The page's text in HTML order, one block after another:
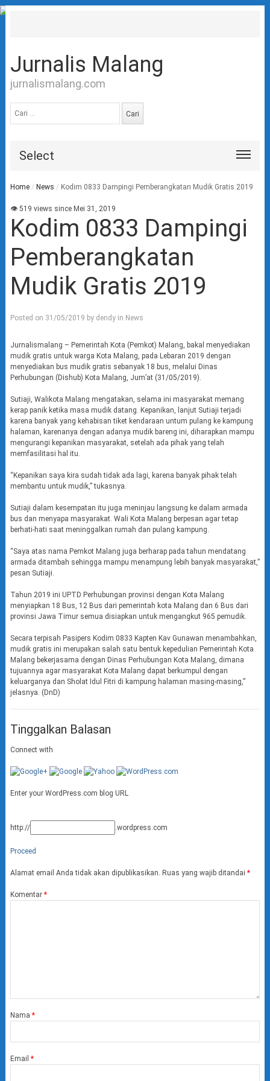
Jurnalis Malang
jurnalismalang.com
untuk:
Select
Home / News / Kodim 0833 Dampingi Pemberangkatan Mudik Gratis 2019
👁 519 views since Mei 31, 2019
Kodim 0833 Dampingi
Pemberangkatan
Mudik Gratis 2019
Posted on 31/05/2019 by dendyin News
Jurnalismalang – Pemerintah Kota (Pemkot) Malang, bakal menyediakan
mudik gratis untuk warga Kota Malang, pada Lebaran 2019 dengan
menyediakan bus mudik gratis sebanyak 18 bus, melalui Dinas
Perhubungan (Dishub) Kota Malang, Jum’at (31/05/2019).
Sutiaji, Walikota Malang mengatakan, selama ini masyarakat memang
kerap panik ketika masa mudik datang. Kepanikan, lanjut Sutiaji terjadi
karena banyak yang kehabisan tiket kendaraan untum pulang ke kampung
halaman, karenanya dengan adanya mudik bareng ini, diharapkan mampu
mengurangi kepanikan masyarakat, setelah ada pihak yang telah
memfasilitasi hal itu.
“Kepanikan saya kira sudah tidak ada lagi, karena banyak pihak telah
membantu untuk mudik,” tukasnya.
Sutiaji dalam kesempatan itu juga meninjau langsung ke dalam armada
bus dan menyapa masyarakat. Wali Kota Malang berpesan agar tetap
berhati-hati saat meninggalkan rumah dan pulang kampung.
“Saya atas nama Pemkot Malang juga berharap pada tahun mendatang
armada ditambah sehingga mampu menampung lebih banyak masyarakat,”
pesan Sutiaji.
Tahun 2019 ini UPTD Perhubungan provinsi dengan Kota Malang
menyiapkan 18 Bus, 12 Bus dari pemerintah kota Malang dan 6 Bus dari
provinsi Jawa Timur semua disiapkan untuk mengangkut 965 pemudik.
Secara terpisah Pasipers Kodim 0833 Kapten Kav Gunawan menambahkan,
mudik gratis ini merupakan salah satu bentuk kepedulian Pemerintah Kota
Malang bekerjasama dengan Dinas Perhubungan Kota Malang, dimana
tujuannya agar masyarakat Kota Malang dapat berkumpul dengan
keluarganya dan Sholat Idul Fitri di kampung halaman masing-masing,”
jelasnya. (DnD)
Tinggalkan Balasan
Connect with
Enter your WordPress.com blog URL
http:// .wordpress.com
Proceed
Alamat email Anda tidak akan dipublikasikan. Ruas yang wajib ditandai *
Komentar *
Nama *
Email *